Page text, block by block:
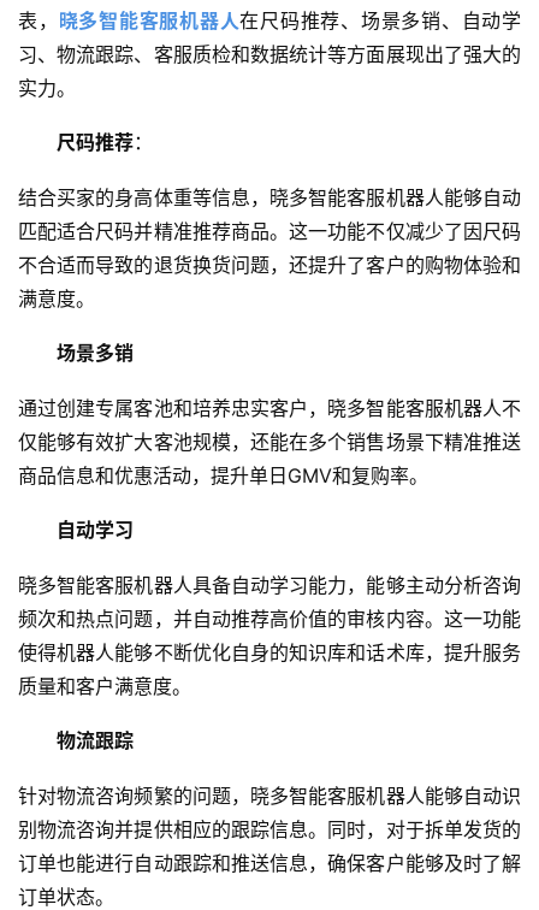
表， 晓多智能客服机器人在尺码推荐、场景多销、自动学
习、物流跟踪、客服质检和数据统计等方面展现出了强大的
实力。
尺码推荐：
结合买家的身高体重等信息，晓多智能客服机器人能够自动
匹配适合尺码并精准推荐商品。这一功能不仅减少了因尺码
不合适而导致的退货换货问题，还提升了客户的购物体验和
满意度。
场景多销
通过创建专属客池和培养忠实客户，晓多智能客服机器人不
仅能够有效扩大客池规模，还能在多个销售场景下精准推送
商品信息和优惠活动，提升单日GMV和复购率。
自动学习
晓多智能客服机器人具备自动学习能力，能够主动分析咨询
频次和热点问题，并自动推荐高价值的审核内容。这一功能
使得机器人能够不断优化自身的知识库和话术库，提升服务
质量和客户满意度。
物流跟踪
针对物流咨询频繁的问题，晓多智能客服机器人能够自动识
别物流咨询并提供相应的跟踪信息。同时，对于拆单发货的
订单也能进行自动跟踪和推送信息，确保客户能够及时了解
订单状态。